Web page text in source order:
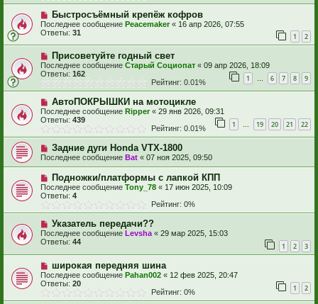
Быстросъёмный крепёж кофров
Последнее сообщение Peacemaker« 16 апр 2026, 07:55
Ответы: 31 1 2
Присоветуйте годный свет
Последнее сообщение Старый Социопат « 09 апр 2026, 18:09
Ответы: 162 1 … 6 7 8 9
Рейтинг: 0.01%
АвтоПОКРЫШКИ на мотоцикле
Последнее сообщение Ripper« 29 янв 2026, 09:31
Ответы: 439 1 … 19 20 21 22
Рейтинг: 0.01%
Задние дуги Honda VTX-1800
Последнее сообщение Bat « 07 ноя 2025, 09:50
Подножки/платформы с лапкой КПП
Последнее сообщение Tony_78 « 17 июн 2025, 10:09
Ответы: 4
Рейтинг: 0%
Указатель передачи??
Последнее сообщение Levsha « 29 мар 2025, 15:03
Ответы: 44 1 2 3
широкая передняя шина
Последнее сообщение Pahan002 « 12 фев 2025, 20:47
Ответы: 20 1 2
Рейтинг: 0%